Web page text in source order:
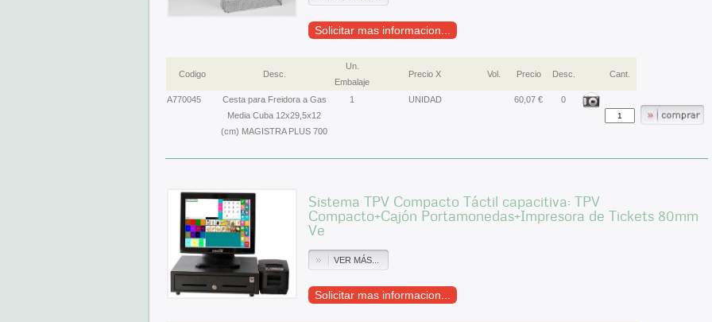
Solicitar mas informacion...
Codigo Desc.
Un.
Embalaje
Precio X Vol. Precio Desc. Cant.
A770045
Cesta para Freidora a Gas
Media Cuba 12x29,5x12
(cm) MAGISTRA PLUS 700
1 UNIDAD 60,07 € 0
Sistema TPV Compacto Táctil capacitiva: TPV
Compacto+Cajón Portamonedas+Impresora de Tickets 80mm
Ve
VER MÁS...
Solicitar mas informacion...